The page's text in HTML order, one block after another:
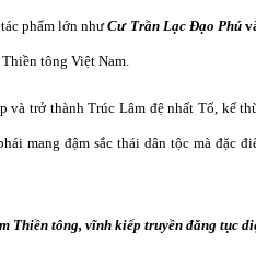
phẩm lớn nhưCư Trần Lạc Đạo Phú
tông Việt Nam.
và trở thành Trúc Lâm đệ nhất Tổ, kế
mang đậm sắc thái dân tộc mà đặc
Thiền tông, vĩnh kiếp truyền đăng tục